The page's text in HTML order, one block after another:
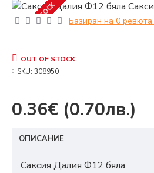
OUT OF STOCK Базиран на 0 ревюта.
0.36€ (0.70лв.)
OUT OF STOCK
SKU: 308950
ОПИСАНИЕ
Саксия Далия Ф12 бяла